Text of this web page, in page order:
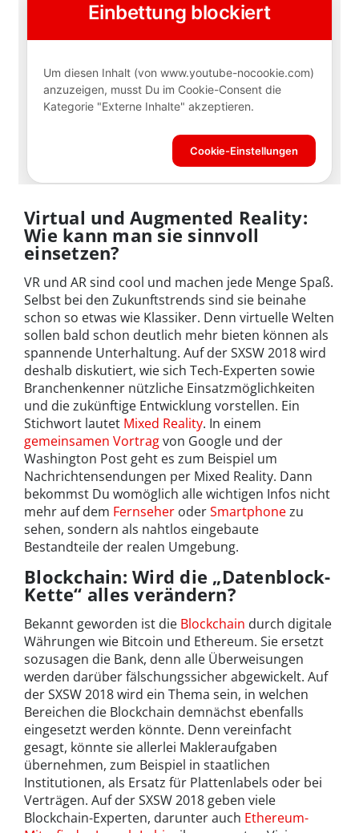
Virtual und Augmented Reality:
Wie kann man sie sinnvoll
einsetzen?
VR und AR sind cool und machen jede Menge Spaß.
Selbst bei den Zukunftstrends sind sie beinahe
schon so etwas wie Klassiker. Denn virtuelle Welten
sollen bald schon deutlich mehr bieten können als
spannende Unterhaltung. Auf der SXSW 2018 wird
deshalb diskutiert, wie sich Tech-Experten sowie
Branchenkenner nützliche Einsatzmöglichkeiten
und die zukünftige Entwicklung vorstellen. Ein
Stichwort lautet Mixed Reality. In einem
gemeinsamen Vortragvon Google und der
Washington Post geht es zum Beispiel um
Nachrichtensendungen per Mixed Reality. Dann
bekommst Du womöglich alle wichtigen Infos nicht
mehr auf dem Fernseher oderSmartphonezu
sehen, sondern als nahtlos eingebaute
Bestandteile der realen Umgebung.
Blockchain: Wird die „Datenblock-
Kette“ alles verändern?
Bekannt geworden ist die Blockchain durch digitale
Währungen wie Bitcoin und Ethereum. Sie ersetzt
sozusagen die Bank, denn alle Überweisungen
werden darüber fälschungssicher abgewickelt. Auf
der SXSW 2018 wird ein Thema sein, in welchen
Bereichen die Blockchain demnächst ebenfalls
eingesetzt werden könnte. Denn vereinfacht
gesagt, könnte sie allerlei Makleraufgaben
übernehmen, zum Beispiel in staatlichen
Institutionen, als Ersatz für Plattenlabels oder bei
Verträgen. Auf der SXSW 2018 geben viele
Blockchain-Experten, darunter auch Ethereum-